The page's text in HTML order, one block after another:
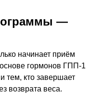
—
начинает приём
гормонов ГПП‑1
тем, кто завершает
возврата веса.